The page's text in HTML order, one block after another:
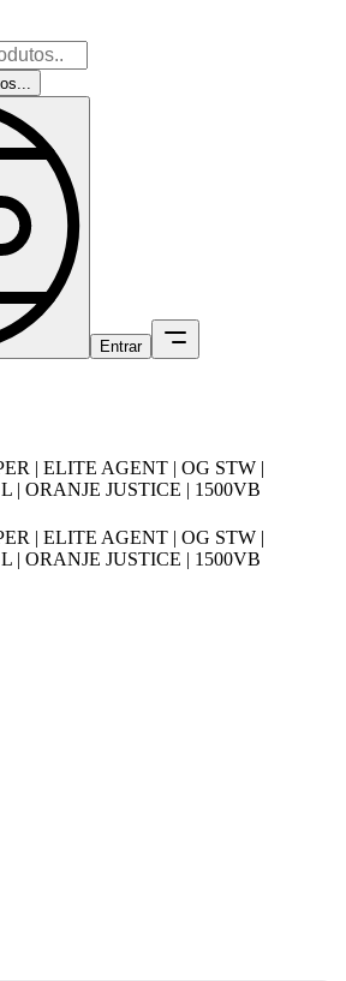
Entrar
| ELITE AGENT | OG STW |
| ORANJE JUSTICE | 1500VB
| ELITE AGENT | OG STW |
| ORANJE JUSTICE | 1500VB